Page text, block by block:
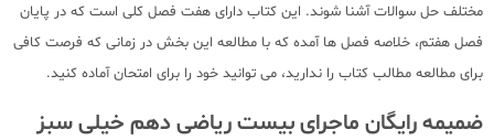
مختلف حل سوالات آشنا شوند. این کتاب دارای هفت فصل کلی است که در پایان
فصل هفتم، خلاصه فصل ها آمده که با مطالعه این بخش در زمانی که فرصت کافی
برای مطالعه مطالب کتاب را ندارید، می توانید خود را برای امتحان آماده کنید.
ضمیمه رایگان ماجرای بیست ریاضی دهم خیلی سبز